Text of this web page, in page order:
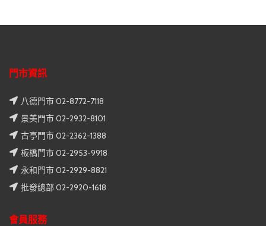
門市資訊
八德門市 02-8772-7118
景美門市 02-2932-8101
古亭門市 02-2362-1388
板橋門市 02-2953-9918
永和門市 02-2929-8821
批發總部 02-2920-1618
會員服務